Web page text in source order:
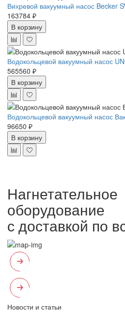
Вихревой вакуумный насос Becker
163784 ₽
В корзину
Водокольцевой вакуумный насос
565560 ₽
В корзину
Водокольцевой вакуумный насос
96650 ₽
В корзину
Нагнетательное
оборудование
с доставкой по
Новости и статьи